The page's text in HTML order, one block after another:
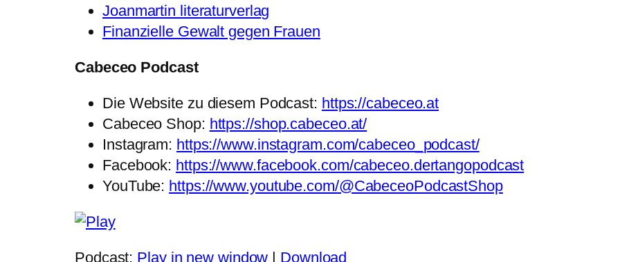
Joanmartin literaturverlag
Finanzielle Gewalt gegen Frauen
Cabeceo Podcast
Die Website zu diesem Podcast: https://cabeceo.at
Cabeceo Shop: https://shop.cabeceo.at/
Instagram: https://www.instagram.com/cabeceo_podcast/
Facebook: https://www.facebook.com/cabeceo.dertangopodcast
YouTube: https://www.youtube.com/@CabeceoPodcastShop
Podcast: Play in new window | Download